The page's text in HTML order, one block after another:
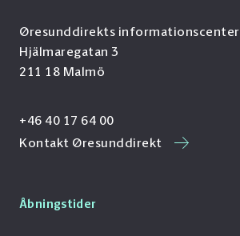
Øresunddirekts informationscenter
Hjälmaregatan 3
211 18 Malmö
+46 40 17 64 00
Kontakt Øresunddirekt
Åbningstider